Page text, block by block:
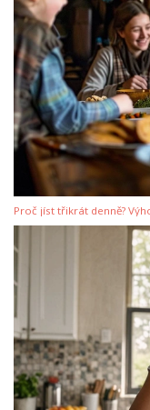
Proč jíst třikrát denně?